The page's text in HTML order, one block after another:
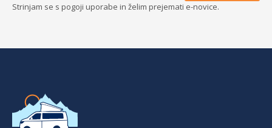
Strinjam se s pogoji uporabe in želim prejemati e-novice.